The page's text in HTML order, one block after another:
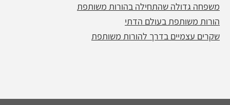
משפחה גדולה שהתחילה בהורות משותפת
הורות משותפת בעולם הדתי
שקרים עצמיים בדרך להורות משותפת